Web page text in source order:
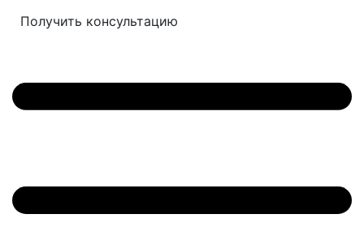
Получить консультацию